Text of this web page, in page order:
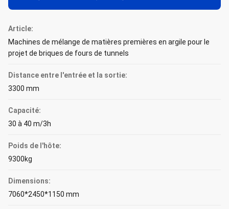
Article:
Machines de mélange de matières premières en argile pour le
projet de briques de fours de tunnels
Distance entre l'entrée et la sortie:
3300 mm
Capacité:
30 à 40 m/3h
Poids de l'hôte:
9300kg
Dimensions:
7060*2450*1150 mm